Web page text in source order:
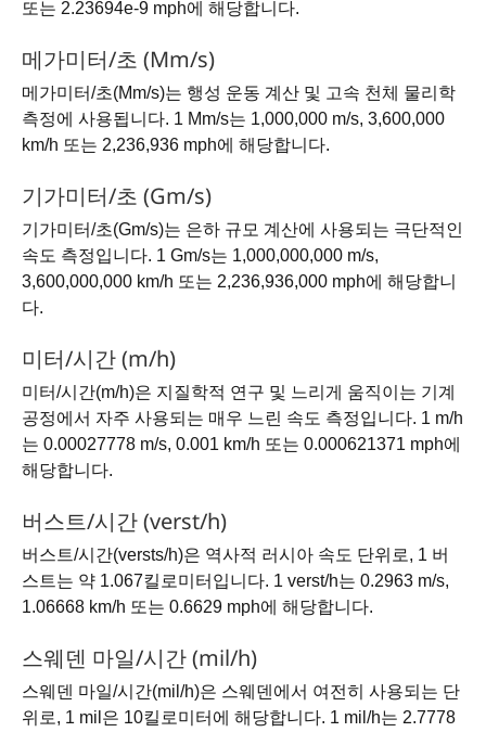
또는 2.23694e-9 mph에 해당합니다.
메가미터/초 (Mm/s)
메가미터/초(Mm/s)는 행성 운동 계산 및 고속 천체 물리학
측정에 사용됩니다. 1 Mm/s는 1,000,000 m/s, 3,600,000
km/h 또는 2,236,936 mph에 해당합니다.
기가미터/초 (Gm/s)
기가미터/초(Gm/s)는 은하 규모 계산에 사용되는 극단적인
속도 측정입니다. 1 Gm/s는 1,000,000,000 m/s,
3,600,000,000 km/h 또는 2,236,936,000 mph에 해당합니
다.
미터/시간 (m/h)
미터/시간(m/h)은 지질학적 연구 및 느리게 움직이는 기계
공정에서 자주 사용되는 매우 느린 속도 측정입니다. 1 m/h
는 0.00027778 m/s, 0.001 km/h 또는 0.000621371 mph에
해당합니다.
버스트/시간 (verst/h)
버스트/시간(versts/h)은 역사적 러시아 속도 단위로, 1 버
스트는 약 1.067킬로미터입니다. 1 verst/h는 0.2963 m/s,
1.06668 km/h 또는 0.6629 mph에 해당합니다.
스웨덴 마일/시간 (mil/h)
스웨덴 마일/시간(mil/h)은 스웨덴에서 여전히 사용되는 단
위로, 1 mil은 10킬로미터에 해당합니다. 1 mil/h는 2.7778